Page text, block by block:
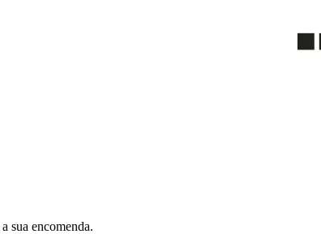
sua encomenda.